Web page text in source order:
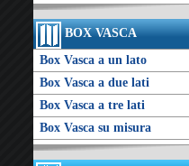
BOX VASCA
Box Vasca a un lato
Box Vasca a due lati
Box Vasca a tre lati
Box Vasca su misura